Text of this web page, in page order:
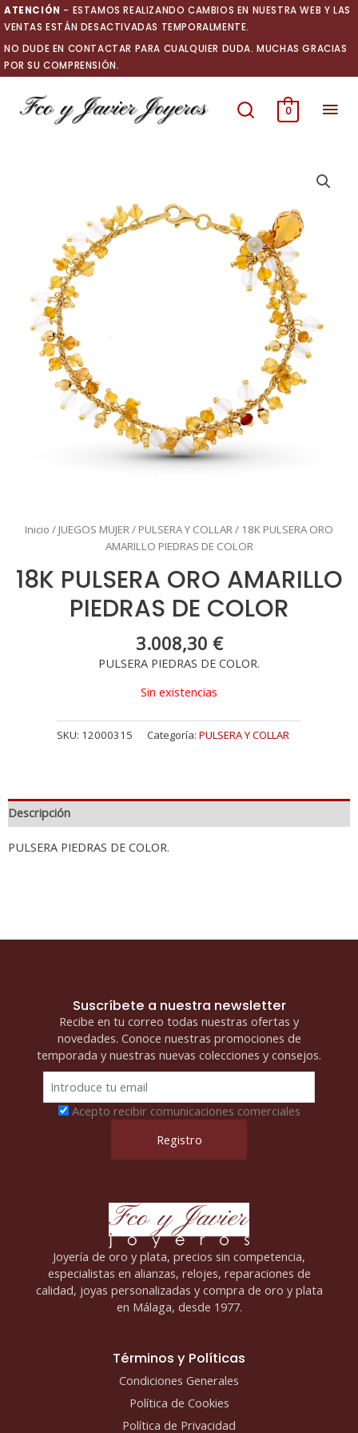
Ir
al
contenido
ATENCIÓN - ESTAMOS REALIZANDO CAMBIOS EN NUESTRA WEB Y LAS
VENTAS ESTÁN DESACTIVADAS TEMPORALMENTE.
NO DUDE EN CONTACTAR PARA CUALQUIER DUDA. MUCHAS GRACIAS
POR SU COMPRENSIÓN.
0
Inicio / JUEGOS MUJER / PULSERA Y COLLAR / 18K PULSERA ORO
AMARILLO PIEDRAS DE COLOR
18K PULSERA ORO AMARILLO
PIEDRAS DE COLOR
3.008,30 €
PULSERA PIEDRAS DE COLOR.
Sin existencias
SKU: 12000315 Categoría: PULSERA Y COLLAR
Descripción
PULSERA PIEDRAS DE COLOR.
Suscríbete a nuestra newsletter
Recibe en tu correo todas nuestras ofertas y
novedades. Conoce nuestras promociones de
temporada y nuestras nuevas colecciones y consejos.
Acepto recibir comunicaciones comerciales
Joyería de oro y plata, precios sin competencia,
especialistas en alianzas, relojes, reparaciones de
calidad, joyas personalizadas y compra de oro y plata
en Málaga, desde 1977.
Términos y Políticas
Condiciones Generales
Política de Cookies
Política de Privacidad